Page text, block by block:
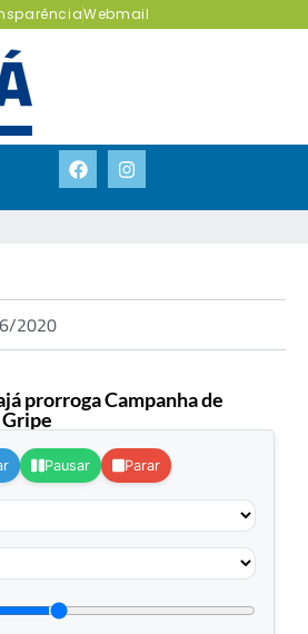
Webmail
2020
prorroga Campanha de
Pausar Parar